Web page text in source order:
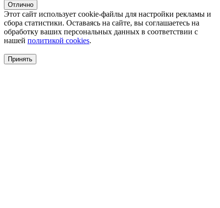
Отлично
Этот сайт использует cookie-файлы для настройки рекламы и
сбора статистики. Оставаясь на сайте, вы соглашаетесь на
обработку ваших персональных данных в соответствии с
нашей политикой cookies.
Принять